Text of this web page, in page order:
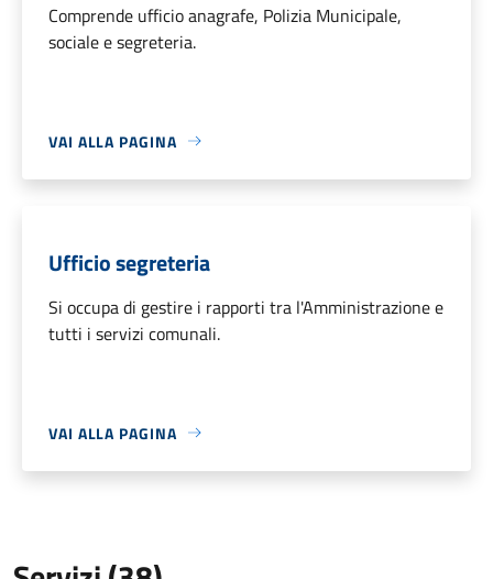
Comprende ufficio anagrafe, Polizia Municipale,
sociale e segreteria.
VAI ALLA PAGINA
Ufficio segreteria
Si occupa di gestire i rapporti tra l'Amministrazione e
tutti i servizi comunali.
VAI ALLA PAGINA